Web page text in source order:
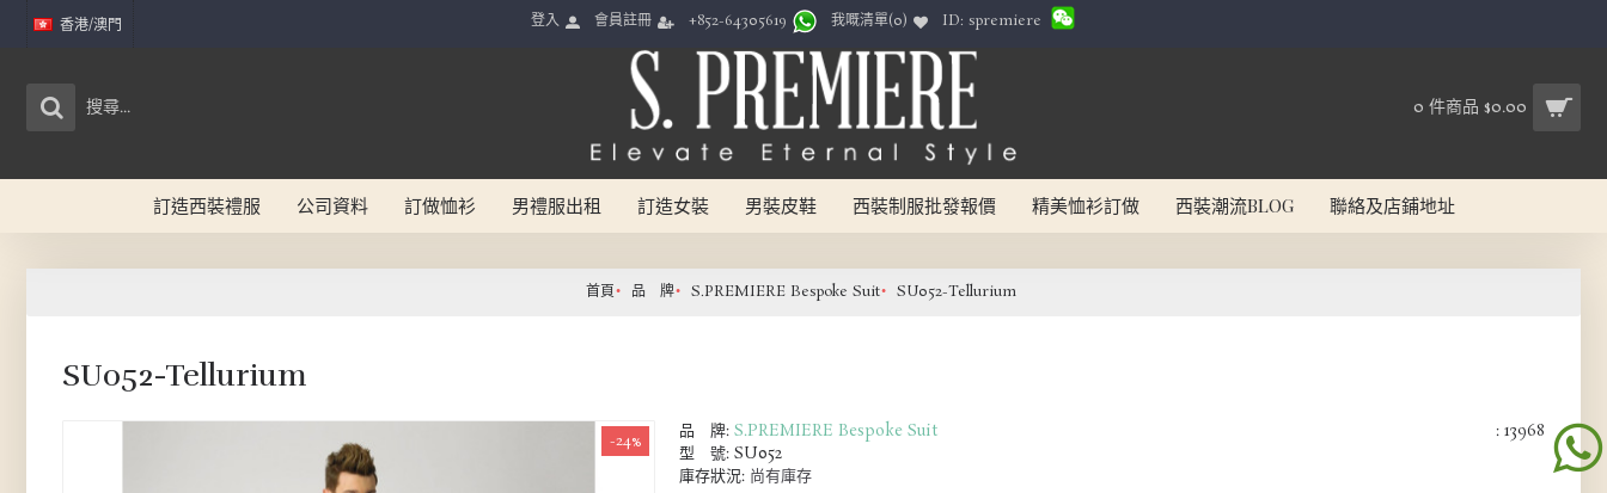
登入 會員註冊 +852-64305619 我嘅清單(0) ID: spremiere
香港/澳門
0 件商品 $0.00
訂造西裝禮服 公司資料 訂做恤衫 男禮服出租 訂造女裝 男裝皮鞋 西裝制服批發報價 精美恤衫訂做 西裝潮流BLOG 聯絡及店鋪地址
首頁 品 牌 S.PREMIERE Bespoke Suit SU052-Tellurium
SU052-Tellurium
-24% : 13968
品 牌: S.PREMIERE Bespoke Suit
型 號: SU052
庫存狀況: 尚有庫存